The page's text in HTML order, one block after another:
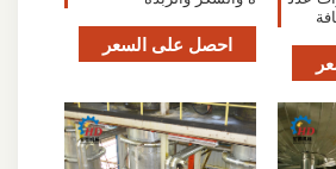
احصل على السعر